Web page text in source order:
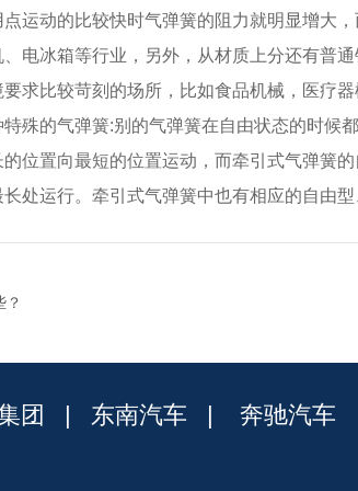
运动的比较快时气弹簧的阻力就明显增大
电冰箱等行业，另外，从材质上分还有普
求比较苛刻的场所，比如食品机械，医疗器
殊的气弹簧:别的气弹簧在自由状态的时候
位置向最短的位置运动，而牵引式气弹簧的
处运行。牵引式气弹簧中也有相应的自由型
？
团 | 东南汽车 |奔驰汽车